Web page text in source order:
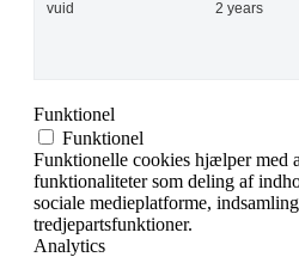
vuid 2 years
Funktionel
Funktionel
Funktionelle cookies hjælper med
funktionaliteter som deling af
sociale medieplatforme,
tredjepartsfunktioner.
Analytics